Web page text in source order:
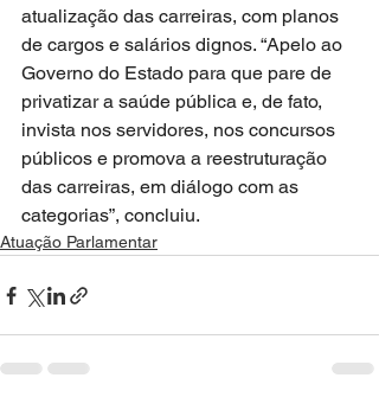
atualização das carreiras, com planos
de cargos e salários dignos. “Apelo ao
Governo do Estado para que pare de
privatizar a saúde pública e, de fato,
invista nos servidores, nos concursos
públicos e promova a reestruturação
das carreiras, em diálogo com as
categorias”, concluiu.
Atuação Parlamentar